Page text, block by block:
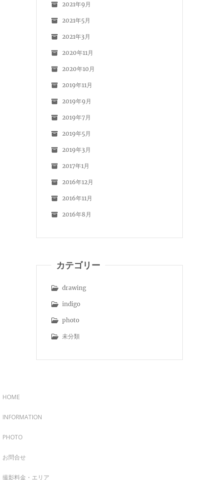
2021年9月
2021年5月
2021年3月
2020年11月
2020年10月
2019年11月
2019年9月
2019年7月
2019年5月
2019年3月
2017年1月
2016年12月
2016年11月
2016年8月
カテゴリー
drawing
indigo
photo
未分類
HOME
INFORMATION
PHOTO
お問合せ
撮影料金・エリア